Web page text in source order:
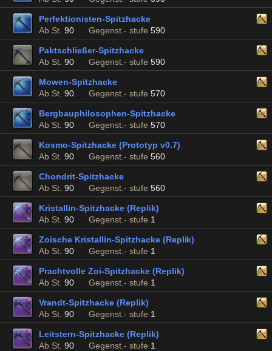
Perfektionisten-Spitzhacke
Ab St. 90 Gegenst.- stufe 590
Paktschließer-Spitzhacke
Ab St. 90 Gegenst.- stufe 590
Mowen-Spitzhacke
Ab St. 90 Gegenst.- stufe 570
Bergbauphilosophen-Spitzhacke
Ab St. 90 Gegenst.- stufe 570
Kosmo-Spitzhacke (Prototyp v0.7)
Ab St. 90 Gegenst.- stufe 560
Chondrit-Spitzhacke
Ab St. 90 Gegenst.- stufe 560
Kristallin-Spitzhacke (Replik)
Ab St. 90 Gegenst.- stufe 1
Zoische Kristallin-Spitzhacke (Replik)
Ab St. 90 Gegenst.- stufe 1
Prachtvolle Zoi-Spitzhacke (Replik)
Ab St. 90 Gegenst.- stufe 1
Vrandt-Spitzhacke (Replik)
Ab St. 90 Gegenst.- stufe 1
Leitstern-Spitzhacke (Replik)
Ab St. 90 Gegenst.- stufe 1